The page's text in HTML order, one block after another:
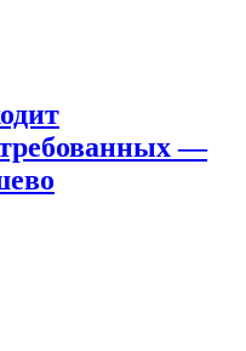
—